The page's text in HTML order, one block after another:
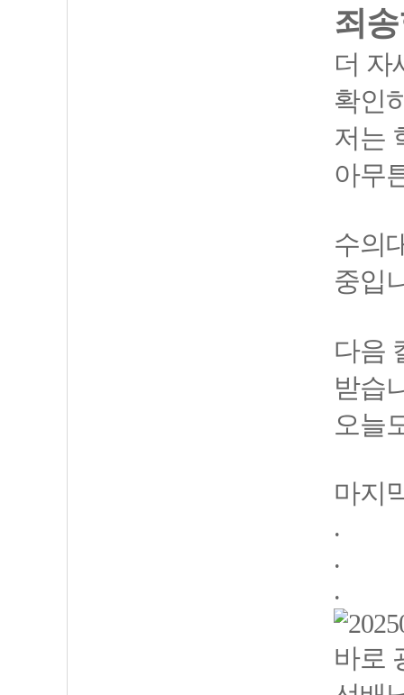
죄
더 자
확인
저는
아무
수의
중입
다음
받습
오늘
마지
.
.
.
바로